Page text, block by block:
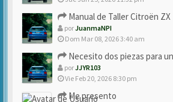
Manual de Taller Citroën ZX
porJuanmaNPI
Dom Mar 08, 2026 3:40 am
Necesito dos piezas para
porJJYR103
Vie Feb 20, 2026 8:30 pm
Me presento